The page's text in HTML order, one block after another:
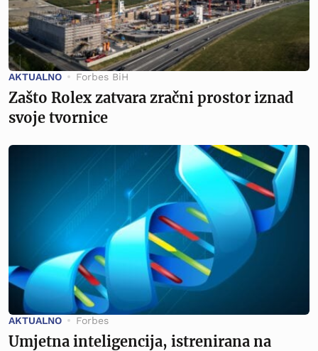
AKTUALNO Forbes BiH
Zašto Rolex zatvara zračni prostor iznad
svoje tvornice
AKTUALNO Forbes
Umjetna inteligencija, istrenirana na